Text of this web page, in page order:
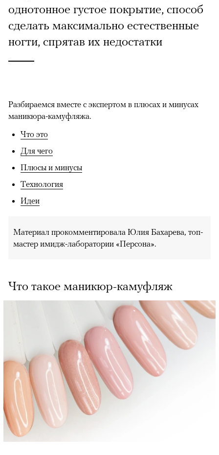
однотонное густое покрытие, способ
сделать максимально естественные
ногти, спрятав их недостатки
Разбираемся вместе с экспертом в плюсах и минусах
маникюра-камуфляжа.
Что это
Для чего
Плюсы и минусы
Технология
Идеи
Материал прокомментировала Юлия Бахарева, топ-
мастер имидж-лаборатории «Персона».
00:00 / 00:00
Что такое маникюр-камуфляж